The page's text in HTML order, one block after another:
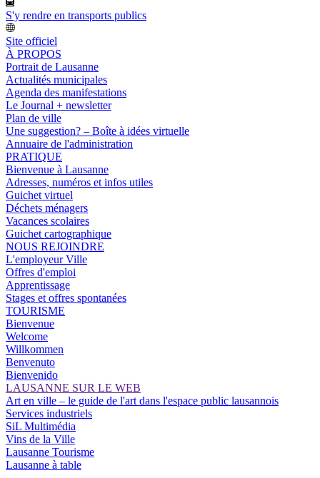
S'y rendre en transports publics
Site officiel
À PROPOS
Portrait de Lausanne
Actualités municipales
Agenda des manifestations
Le Journal + newsletter
Plan de ville
Une suggestion? – Boîte à idées virtuelle
Annuaire de l'administration
PRATIQUE
Bienvenue à Lausanne
Adresses, numéros et infos utiles
Guichet virtuel
Déchets ménagers
Vacances scolaires
Guichet cartographique
NOUS REJOINDRE
L'employeur Ville
Offres d'emploi
Apprentissage
Stages et offres spontanées
TOURISME
Bienvenue
Welcome
Willkommen
Benvenuto
Bienvenido
LAUSANNE SUR LE WEB
Art en ville – le guide de l'art dans l'espace public lausannois
Services industriels
SiL Multimédia
Vins de la Ville
Lausanne Tourisme
Lausanne à table